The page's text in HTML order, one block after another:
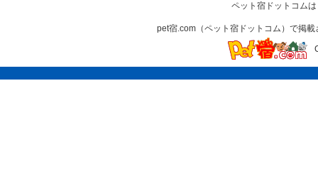
ペット宿ドットコム
pet宿.com（ペット宿ドットコム）で掲